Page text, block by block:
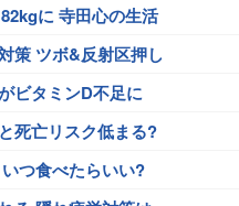
に 寺田心の生活
策 ツボ&反射区押し
ビタミンD不足に
死亡リスク低まる?
つ食べたらいい?